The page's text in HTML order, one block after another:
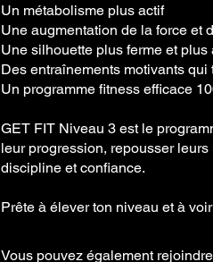
Un métabolisme plus actif
Une augmentation de la force et
Une silhouette plus ferme et plus
Des entraînements motivants
Un programme fitness efficace
GET FIT Niveau 3 est le
leur progression, repousser
discipline et confiance.
Prête à élever ton niveau et à
Vous pouvez également